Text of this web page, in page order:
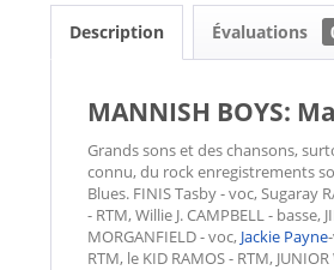
Description Évaluations
MANNISH BOYS:
Grands sons et des chansons,
connu, du rock enregistrements
Blues. FINIS Tasby - voc, Sugaray
- RTM, Willie J. CAMPBELL -
MORGANFIELD - voc, Jackie Payne
RTM, le KID RAMOS - RTM,